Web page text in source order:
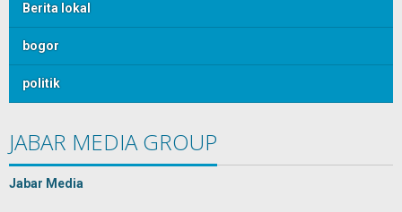
Berita lokal
bogor
politik
JABAR MEDIA GROUP
Jabar Media